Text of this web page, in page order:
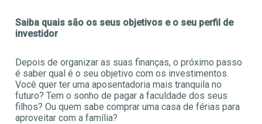
Saiba quais são os seus objetivos e o seu perfil de
investidor
Depois de organizar as suas finanças, o próximo passo
é saber qual é o seu objetivo com os investimentos.
Você quer ter uma aposentadoria mais tranquila no
futuro? Tem o sonho de pagar a faculdade dos seus
filhos? Ou quem sabe comprar uma casa de férias para
aproveitar com a família?